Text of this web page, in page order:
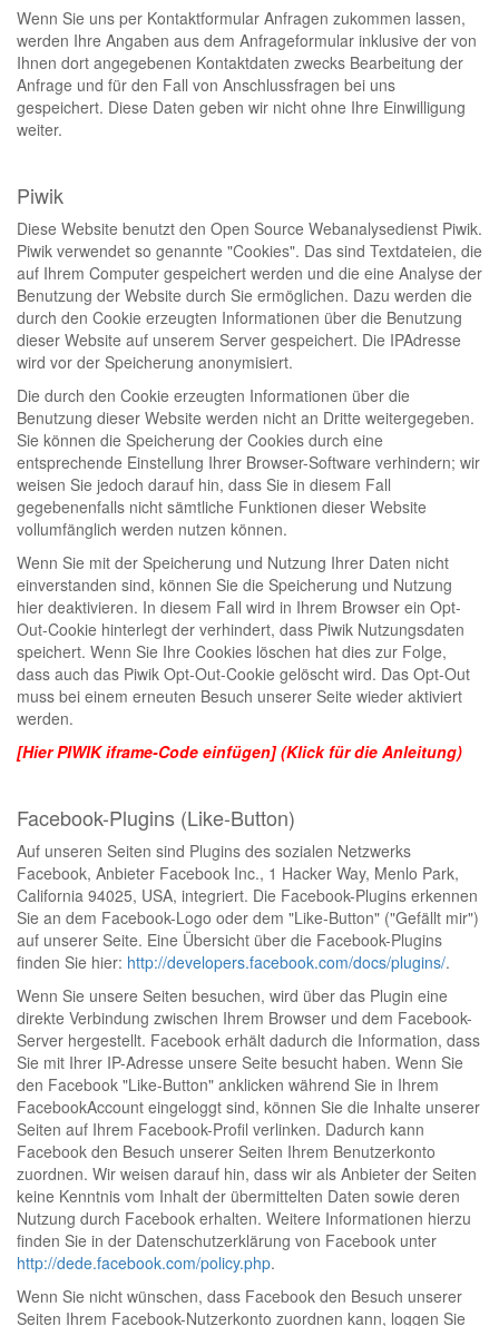
Wenn Sie uns per Kontaktformular Anfragen zukommen lassen,
werden Ihre Angaben aus dem Anfrageformular inklusive der von
Ihnen dort angegebenen Kontaktdaten zwecks Bearbeitung der
Anfrage und für den Fall von Anschlussfragen bei uns
gespeichert. Diese Daten geben wir nicht ohne Ihre Einwilligung
weiter.
Piwik
Diese Website benutzt den Open Source Webanalysedienst Piwik.
Piwik verwendet so genannte "Cookies". Das sind Textdateien, die
auf Ihrem Computer gespeichert werden und die eine Analyse der
Benutzung der Website durch Sie ermöglichen. Dazu werden die
durch den Cookie erzeugten Informationen über die Benutzung
dieser Website auf unserem Server gespeichert. Die IPAdresse
wird vor der Speicherung anonymisiert.
Die durch den Cookie erzeugten Informationen über die
Benutzung dieser Website werden nicht an Dritte weitergegeben.
Sie können die Speicherung der Cookies durch eine
entsprechende Einstellung Ihrer Browser-Software verhindern; wir
weisen Sie jedoch darauf hin, dass Sie in diesem Fall
gegebenenfalls nicht sämtliche Funktionen dieser Website
vollumfänglich werden nutzen können.
Wenn Sie mit der Speicherung und Nutzung Ihrer Daten nicht
einverstanden sind, können Sie die Speicherung und Nutzung
hier deaktivieren. In diesem Fall wird in Ihrem Browser ein Opt-
Out-Cookie hinterlegt der verhindert, dass Piwik Nutzungsdaten
speichert. Wenn Sie Ihre Cookies löschen hat dies zur Folge,
dass auch das Piwik Opt-Out-Cookie gelöscht wird. Das Opt-Out
muss bei einem erneuten Besuch unserer Seite wieder aktiviert
werden.
[Hier PIWIK iframe-Code einfügen] (Klick für die Anleitung)
Facebook-Plugins (Like-Button)
Auf unseren Seiten sind Plugins des sozialen Netzwerks
Facebook, Anbieter Facebook Inc., 1 Hacker Way, Menlo Park,
California 94025, USA, integriert. Die Facebook-Plugins erkennen
Sie an dem Facebook-Logo oder dem "Like-Button" ("Gefällt mir")
auf unserer Seite. Eine Übersicht über die Facebook-Plugins
finden Sie hier: http://developers.facebook.com/docs/plugins/.
Wenn Sie unsere Seiten besuchen, wird über das Plugin eine
direkte Verbindung zwischen Ihrem Browser und dem Facebook-
Server hergestellt. Facebook erhält dadurch die Information, dass
Sie mit Ihrer IP-Adresse unsere Seite besucht haben. Wenn Sie
den Facebook "Like-Button" anklicken während Sie in Ihrem
FacebookAccount eingeloggt sind, können Sie die Inhalte unserer
Seiten auf Ihrem Facebook-Profil verlinken. Dadurch kann
Facebook den Besuch unserer Seiten Ihrem Benutzerkonto
zuordnen. Wir weisen darauf hin, dass wir als Anbieter der Seiten
keine Kenntnis vom Inhalt der übermittelten Daten sowie deren
Nutzung durch Facebook erhalten. Weitere Informationen hierzu
finden Sie in der Datenschutzerklärung von Facebook unter
http://dede.facebook.com/policy.php.
Wenn Sie nicht wünschen, dass Facebook den Besuch unserer
Seiten Ihrem Facebook-Nutzerkonto zuordnen kann, loggen Sie